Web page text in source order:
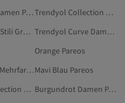
Perspective Damen Pareos
Trendyol Collection Khaki Pareos
Trend Alaçatı Stili Grün Pareos
Trendyol Curve Damen Pareos
Orange Pareos
HOLLY LOLLY Mehrfarbig PareosMavi Blau Pareos
Trendyol Collection Schwarz Strandkleider
Burgundrot Damen Pareos